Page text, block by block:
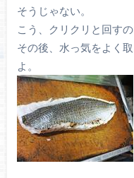
そうじゃない。
こう、クリクリと回すの
その後、水っ気をよく
よ。